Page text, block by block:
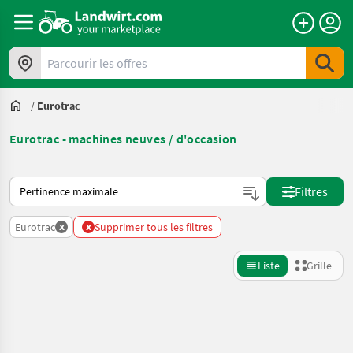
Parcourir les offres
/ Eurotrac
Eurotrac - machines neuves / d'occasion
Voici comment les annonces sont triées sur Landwirt.com
Filtres
Eurotrac x x Supprimer tous les filtres
Liste Grille